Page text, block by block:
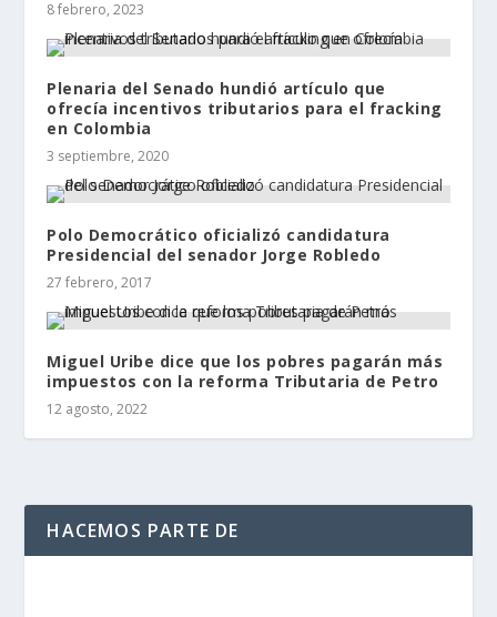
8 febrero, 2023
Plenaria del Senado hundió artículo que
ofrecía incentivos tributarios para el fracking
en Colombia
3 septiembre, 2020
Polo Democrático oficializó candidatura
Presidencial del senador Jorge Robledo
27 febrero, 2017
Miguel Uribe dice que los pobres pagarán más
impuestos con la reforma Tributaria de Petro
12 agosto, 2022
HACEMOS PARTE DE